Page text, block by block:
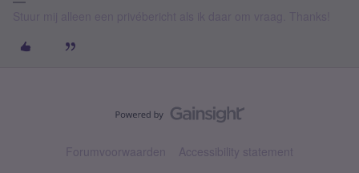
Forumvoorwaarden Accessibility statement